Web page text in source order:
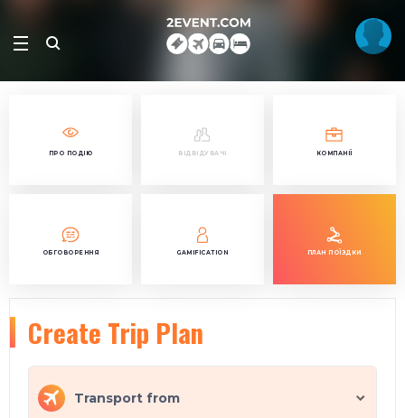
ПРО ПОДІЮ ВІДВІДУВАЧІ КОМПАНІЇ
ОБГОВОРЕННЯ GAMIFICATION ПЛАН ПОЇЗДКИ
Create Trip Plan
Transport from